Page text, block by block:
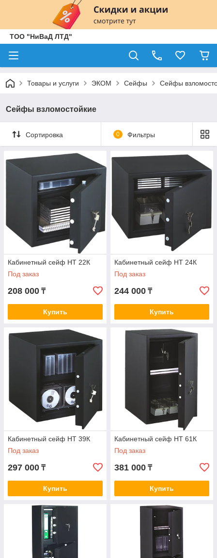
ТОО "НиВаД ЛТД"
Товары и услуги ЭКОМ Сейфы Сейфы
Сейфы взломостойкие
Сортировка 0 Фильтры
Кабинетный сейф НТ 22К
Под заказ
208 000 ₸
Купить
Кабинетный сейф НТ 24К
Под заказ
244 000 ₸
Купить
Кабинетный сейф НТ 39К
Под заказ
297 000 ₸
Купить
Кабинетный сейф НТ 61К
Под заказ
381 000 ₸
Купить